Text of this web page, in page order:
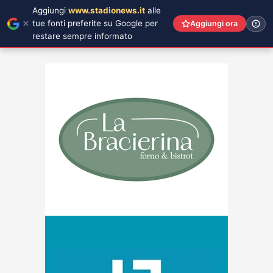
Aggiungi www.stadionews.it alle
tue fonti preferite su Google per
restare sempre informato
Aggiungi ora